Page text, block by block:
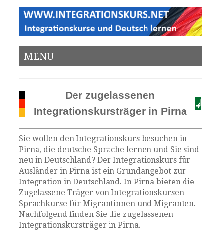
MENU
Der zugelassenen
Integrationskursträger in Pirna
Sie wollen den Integrationskurs besuchen in
Pirna, die deutsche Sprache lernen und Sie sind
neu in Deutschland? Der Integrationskurs für
Ausländer in Pirna ist ein Grundangebot zur
Integration in Deutschland. In Pirna bieten die
Zugelassene Träger von Integrationskursen
Sprachkurse für Migrantinnen und Migranten.
Nachfolgend finden Sie die zugelassenen
Integrationskursträger in Pirna.